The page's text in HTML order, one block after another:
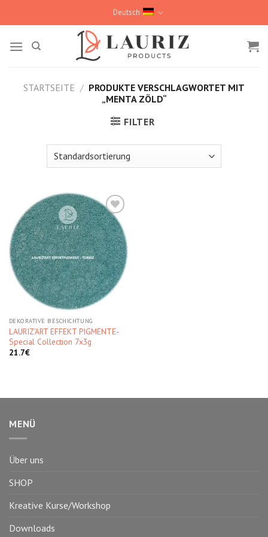
Deutsch
STARTSEITE / PRODUKTE VERSCHLAGWORTET MIT
„MENTA ZÖLD“
FILTER
Kedvencekhez
DEKORATIVE BESCHICHTUNG
LAURIZ’ART EFFEKT PIGMENTE-
Special Collection 7x3g
21.7€
MENÜ
Über uns
SHOP
Kreative Kurse/Workshop
Downloads